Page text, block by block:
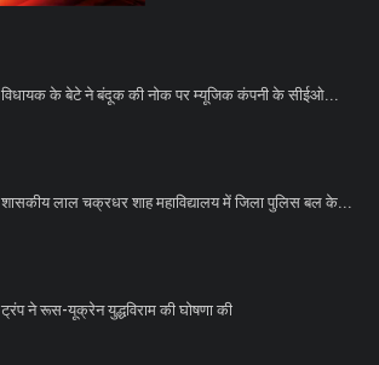
विधायक के बेटे ने बंदूक की नोक पर म्यूजिक कंपनी के सीईओ...
शासकीय लाल चक्रधर शाह महाविद्यालय में जिला पुलिस बल के...
ट्रंप ने रूस-यूक्रेन युद्धविराम की घोषणा की